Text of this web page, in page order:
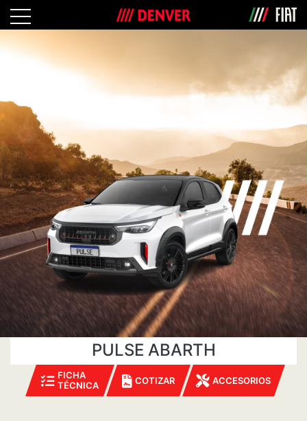
PULSE ABARTH
FICHA
TÉCNICA
COTIZAR ACCESORIOS